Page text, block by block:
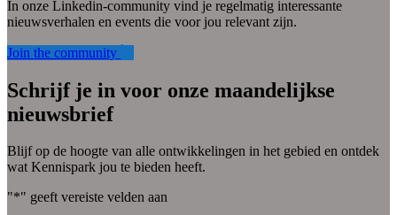
In onze Linkedin-community vind je regelmatig interessante
nieuwsverhalen en events die voor jou relevant zijn.
Join the community
Schrijf je in voor onze maandelijkse
nieuwsbrief
Blijf op de hoogte van alle ontwikkelingen in het gebied en ontdek
wat Kennispark jou te bieden heeft.
"*" geeft vereiste velden aan